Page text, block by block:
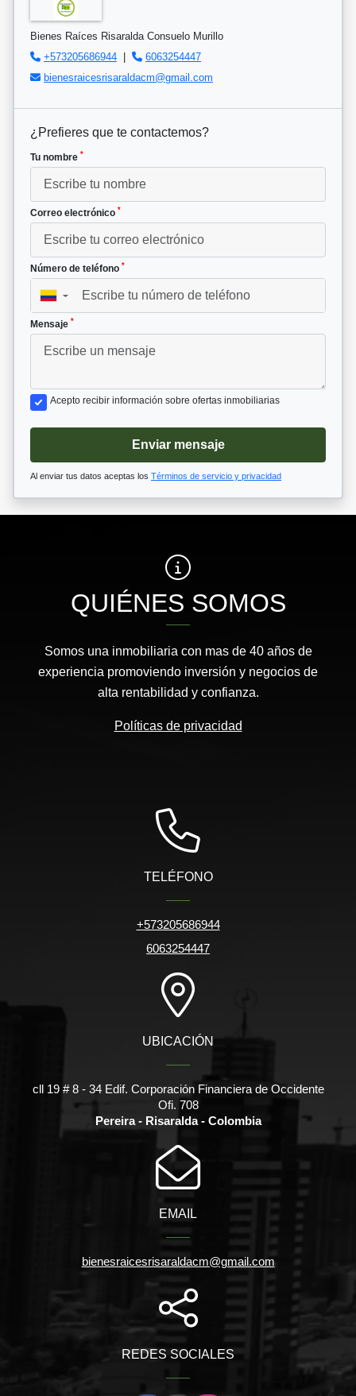
Bienes Raíces Risaralda Consuelo Murillo
+573205686944 |
6063254447
bienesraicesrisaraldacm@gmail.com
¿Prefieres que te contactemos?
Tu nombre *
Correo electrónico *
Número de teléfono *
▼
Mensaje *
Acepto recibir información sobre ofertas inmobiliarias
Enviar mensaje
Al enviar tus datos aceptas los Términos de servicio y privacidad
QUIÉNES SOMOS
Somos una inmobiliaria con mas de 40 años de
experiencia promoviendo inversión y negocios de
alta rentabilidad y confianza.
Políticas de privacidad
TELÉFONO
+573205686944
6063254447
UBICACIÓN
cll 19 # 8 - 34 Edif. Corporación Financiera de Occidente
Ofi. 708
Pereira - Risaralda - Colombia
EMAIL
bienesraicesrisaraldacm@gmail.com
REDES SOCIALES